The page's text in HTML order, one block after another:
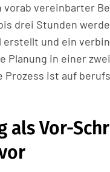
vorab vereinbarter
drei Stunden
erstellt und ein
Planung in einer
Prozess ist auf
als Vor-